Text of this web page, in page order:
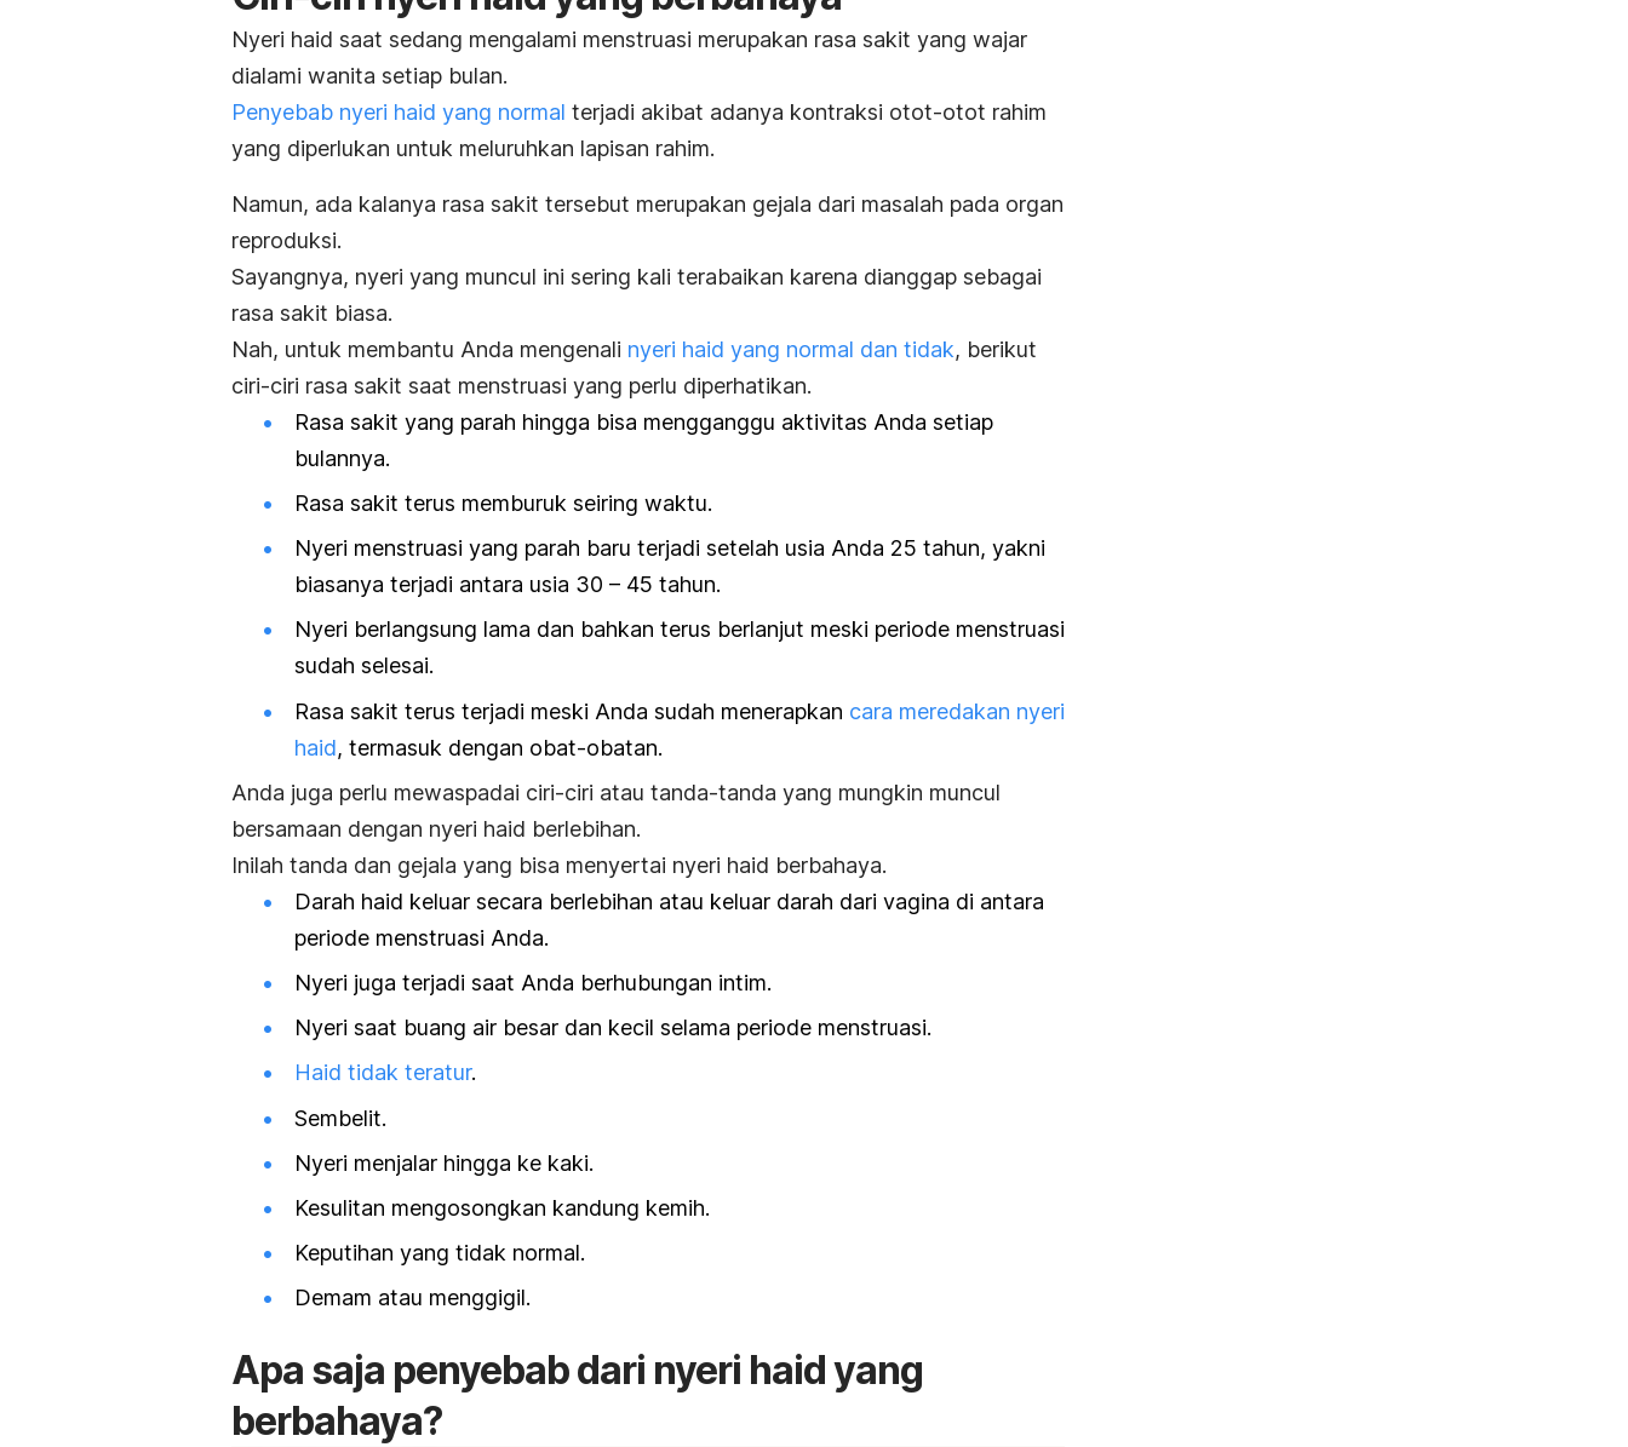
Nyeri haid saat sedang mengalami menstruasi merupakan rasa sakit yang wajar
dialami wanita setiap bulan.
Penyebab nyeri haid yang normal terjadi akibat adanya kontraksi otot-otot rahim
yang diperlukan untuk meluruhkan lapisan rahim.
Namun, ada kalanya rasa sakit tersebut merupakan gejala dari masalah pada organ
reproduksi.
Sayangnya, nyeri yang muncul ini sering kali terabaikan karena dianggap sebagai
rasa sakit biasa.
Nah, untuk membantu Anda mengenali nyeri haid yang normal dan tidak, berikut
ciri-ciri rasa sakit saat menstruasi yang perlu diperhatikan.
Rasa sakit yang parah hingga bisa mengganggu aktivitas Anda setiap
bulannya.
Rasa sakit terus memburuk seiring waktu.
Nyeri menstruasi yang parah baru terjadi setelah usia Anda 25 tahun, yakni
biasanya terjadi antara usia 30 – 45 tahun.
Nyeri berlangsung lama dan bahkan terus berlanjut meski periode menstruasi
sudah selesai.
Rasa sakit terus terjadi meski Anda sudah menerapkan cara meredakan nyeri
haid, termasuk dengan obat-obatan.
Anda juga perlu mewaspadai ciri-ciri atau tanda-tanda yang mungkin muncul
bersamaan dengan nyeri haid berlebihan.
Inilah tanda dan gejala yang bisa menyertai nyeri haid berbahaya.
Darah haid keluar secara berlebihan atau keluar darah dari vagina di antara
periode menstruasi Anda.
Nyeri juga terjadi saat Anda berhubungan intim.
Nyeri saat buang air besar dan kecil selama periode menstruasi.
Haid tidak teratur.
Sembelit.
Nyeri menjalar hingga ke kaki.
Kesulitan mengosongkan kandung kemih.
Keputihan yang tidak normal.
Demam atau menggigil.
Apa saja penyebab dari nyeri haid yang
berbahaya?